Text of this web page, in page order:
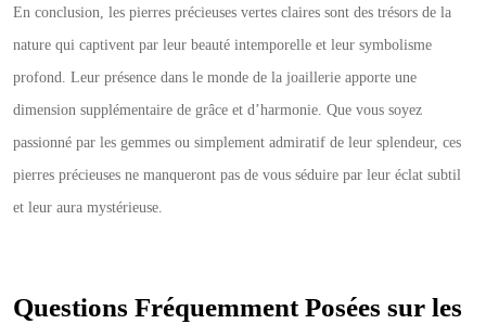
En conclusion, les pierres précieuses vertes claires sont des trésors de la
nature qui captivent par leur beauté intemporelle et leur symbolisme
profond. Leur présence dans le monde de la joaillerie apporte une
dimension supplémentaire de grâce et d’harmonie. Que vous soyez
passionné par les gemmes ou simplement admiratif de leur splendeur, ces
pierres précieuses ne manqueront pas de vous séduire par leur éclat subtil
et leur aura mystérieuse.
Questions Fréquemment Posées sur les